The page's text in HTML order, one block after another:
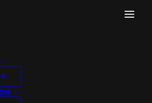
Suisse -Suresnes-Villa Louisa
FRANCO SUISSE - SURESNES
Suisse -Suresnes-Villa Louisa